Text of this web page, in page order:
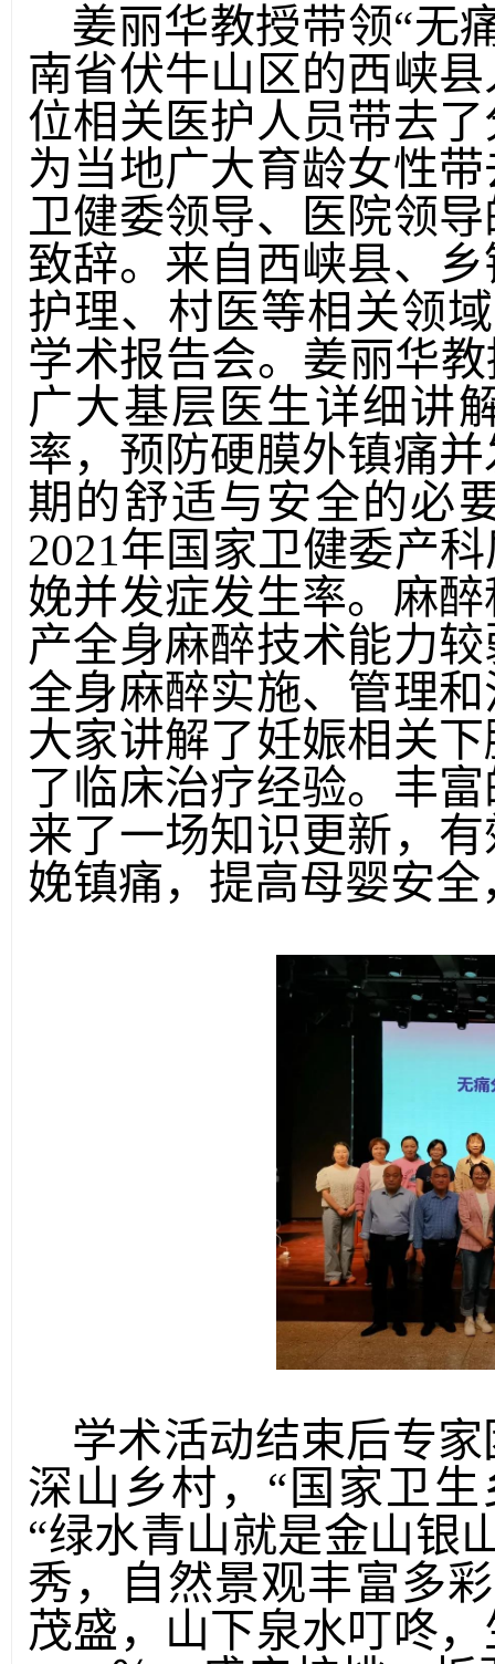
姜丽华教授带领“无
南省伏牛山区的西峡
位相关医护人员带去
为当地广大育龄女性
卫健委领导、医院领
致辞。来自西峡县、
护理、村医等相关领
学术报告会。姜丽华
广大基层医生详细讲
率，预防硬膜外镇痛
期的舒适与安全的必
2021年国家卫健委产
娩并发症发生率。麻
产全身麻醉技术能力
全身麻醉实施、管理
大家讲解了妊娠相关
了临床治疗经验。丰
来了一场知识更新，
娩镇痛，提高母婴安
学术活动结束后专
深山乡村， “国家卫
“绿水青山就是金山银
秀，自然景观丰富多
茂盛，山下泉水叮咚